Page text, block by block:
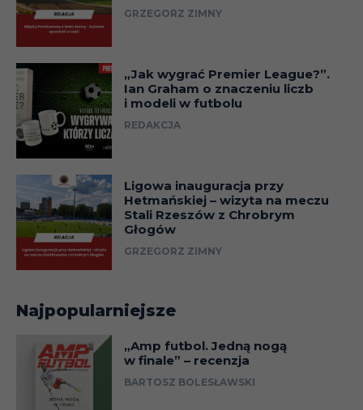
GRZEGORZ ZIMNY
„Jak wygrać Premier League?”.
Ian Graham o znaczeniu liczb
i modeli w futbolu
REDAKCJA
Ligowa inauguracja przy
Hetmańskiej – wizyta na meczu
Stali Rzeszów z Chrobrym
Głogów
GRZEGORZ ZIMNY
Najpopularniejsze
„Amp futbol. Jedną nogą
w finale” – recenzja
BARTOSZ BOLESŁAWSKI